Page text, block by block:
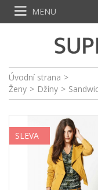
Úvodní strana >
Ženy > Džíny >
SLEVA
MENU